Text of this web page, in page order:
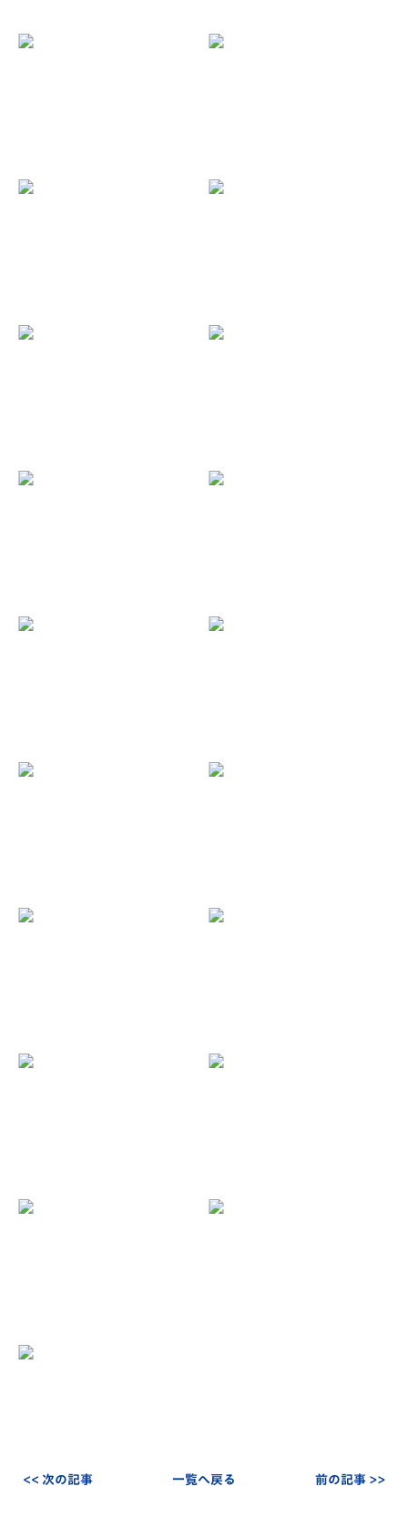
<< 次の記事 一覧へ戻る 前の記事 >>